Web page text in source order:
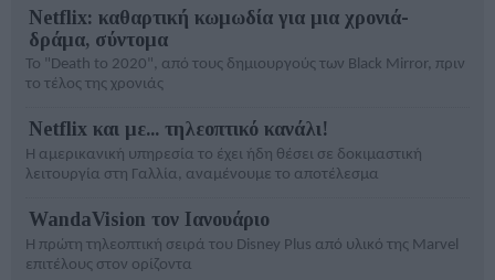
Netflix: καθαρτική κωμωδία για μια χρονιά-
δράμα, σύντομα
Το "Death to 2020", από τους δημιουργούς των Βlack Mirror, πριν
το τέλος της χρονιάς
Netflix και με... τηλεοπτικό κανάλι!
Η αμερικανική υπηρεσία το έχει ήδη θέσει σε δοκιμαστική
λειτουργία στη Γαλλία, αναμένουμε το αποτέλεσμα
WandaVision τον Ιανουάριο
Η πρώτη τηλεοπτική σειρά του Disney Plus από υλικό της Marvel
επιτέλους στον ορίζοντα